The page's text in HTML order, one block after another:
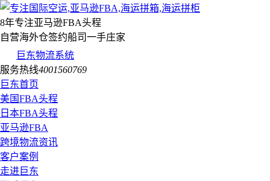
8年专注亚马逊FBA头程
自营海外仓签约船司一手庄家
巨东物流系统
服务热线4001560769
巨东首页
美国FBA头程
日本FBA头程
亚马逊FBA
跨境物流资讯
客户案例
走进巨东